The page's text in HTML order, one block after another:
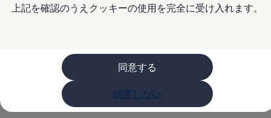
上記を確認のうえクッキーの使用を完全に受け入れます。
同意する
同意しない
レビュー動画
オファー
Golf お乗り換えを10万円補助
Tiguan 購入後、5年間の安心サポートが無償
Golf Variant お乗り換えを10万円補助
Volkswagenアンバサダープログラム